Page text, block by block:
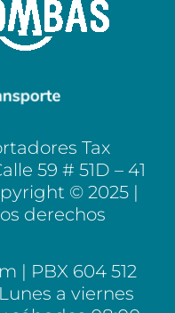
Tax
59 # 51D – 41
© 2025 |
derechos
| PBX 604 512
a viernes